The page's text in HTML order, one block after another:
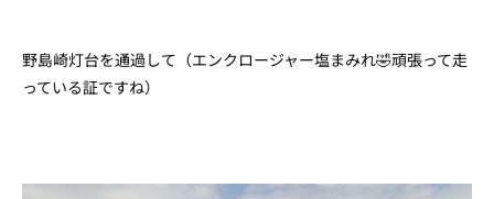
野島崎灯台を通過して（エンクロージャー塩まみれ🤣頑張って走
っている証ですね）